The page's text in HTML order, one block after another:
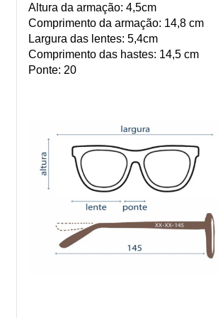
Altura da armação: 4,5cm
Comprimento da armação: 14,8 cm
Largura das lentes: 5,4cm
Comprimento das hastes: 14,5 cm
Ponte: 20